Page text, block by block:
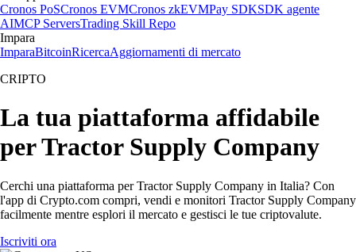
Cronos PoSCronos EVMCronos zkEVMPay SDKSDK agente
AIMCP ServersTrading Skill Repo
Impara
ImparaBitcoinRicercaAggiornamenti di mercato
CRIPTO
La tua piattaforma affidabile
per Tractor Supply Company
Cerchi una piattaforma per Tractor Supply Company in Italia? Con
l'app di Crypto.com compri, vendi e monitori Tractor Supply Company
facilmente mentre esplori il mercato e gestisci le tue criptovalute.
Iscriviti ora